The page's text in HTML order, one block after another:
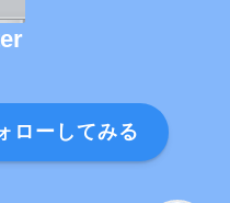
ローしてみる